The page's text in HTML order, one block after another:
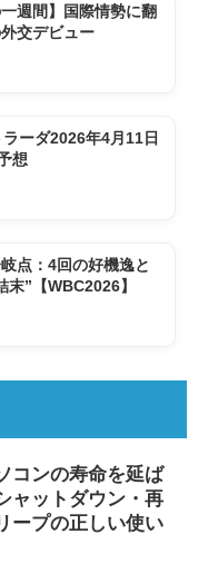
週間】国際情勢に翻
交デビュー
ーダ2026年4月11日
想
点：4回の好機逸と
”【WBC2026】
コンの寿命を延ば
ャットダウン・再
ープの正しい使い